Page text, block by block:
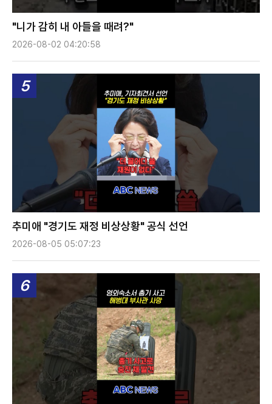
"니가 감히 내 아들을 때려?"
2026-08-02 04:20:58
5
추미애 "경기도 재정 비상상황" 공식 선언
2026-08-05 05:07:23
6